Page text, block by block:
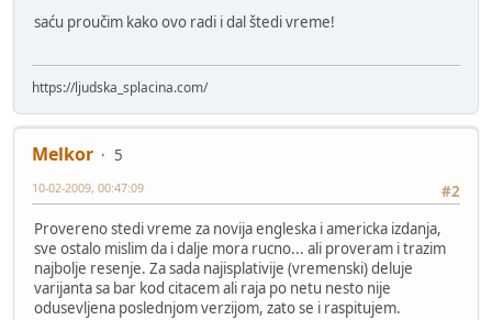
saću proučim kako ovo radi i dal štedi vreme!
https://ljudska_splacina.com/
Melkor
5
#2
10-02-2009, 00:47:09
Provereno stedi vreme za novija engleska i americka izdanja,
sve ostalo mislim da i dalje mora rucno... ali proveram i trazim
najbolje resenje. Za sada najisplativije (vremenski) deluje
varijanta sa bar kod citacem ali raja po netu nesto nije
odusevljena poslednjom verzijom, zato se i raspitujem.